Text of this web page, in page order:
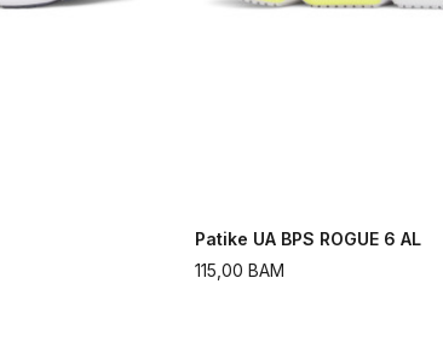
Patike UA BPS ROGUE 6 AL
115,00 BAM